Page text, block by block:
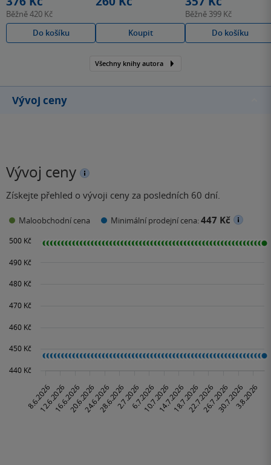
Běžně420 Kč
Do košíku
Koupit
Běžně 399 Kč
Do košíku
Všechny knihy autora
Vývoj ceny
Vývoj ceny
Získejte přehled o vývoji ceny za posledních 60 dní.
Maloobchodní cena Minimální prodejní cena:447 Kč